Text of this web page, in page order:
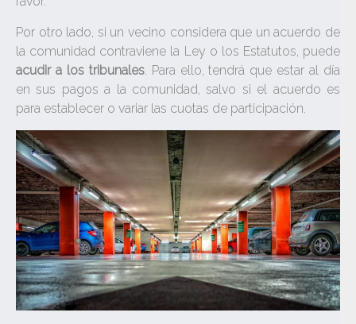
Por otro lado, si un vecino considera que un acuerdo de
la comunidad contraviene la Ley o los Estatutos, puede
acudir a los tribunales. Para ello, tendrá que estar al día
en sus pagos a la comunidad, salvo si el acuerdo es
para establecer o variar las cuotas de participación.